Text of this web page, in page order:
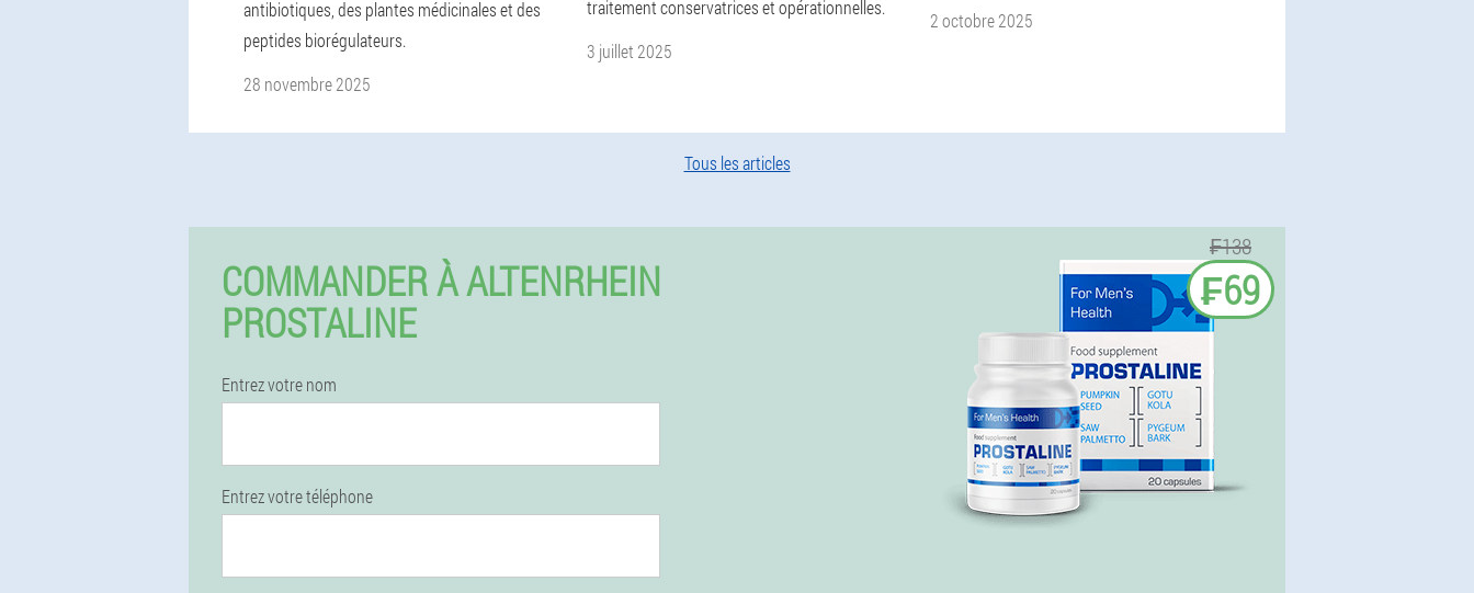
antibiotiques, des plantes médicinales et des
peptides biorégulateurs.
28 novembre 2025
traitement conservatrices et opérationnelles.
3 juillet 2025
2 octobre 2025
Tous les articles
COMMANDER À ALTENRHEIN
PROSTALINE
Entrez votre nom
Entrez votre téléphone
₣138
₣69